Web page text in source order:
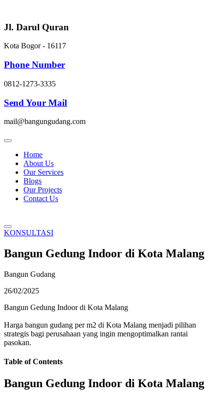
content
Jl. Darul Quran
Kota Bogor - 16117
Phone Number
0812-1273-3335
Send Your Mail
mail@bangungudang.com
Home
About Us
Our Services
Blogs
Our Projects
Contact Us
KONSULTASI
Bangun Gedung Indoor di Kota Malang
Bangun Gudang
26/02/2025
Bangun Gedung Indoor di Kota Malang
Harga bangun gudang per m2 di Kota Malang menjadi pilihan
strategis bagi perusahaan yang ingin mengoptimalkan rantai
pasokan.
Table of Contents
Bangun Gedung Indoor di Kota Malang